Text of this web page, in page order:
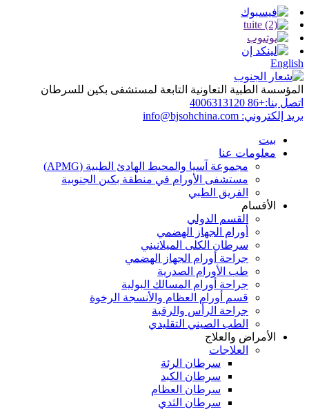
English
المؤسسة الطبية التعاونية التابعة لمستشفى بكين للسرطان
اتصل بنا:+86 4006313120
بريد إلكتروني:
بيت
معلومات عنا
مجموعة آسيا والمحيط الهادئ الطبية (APMG)
مستشفى الأورام في منطقة بكين الجنوبية
الفريق الطبي
الأقسام
القسم الدولي
أورام الجهاز الهضمي
سرطان الكلى الميلانيني
جراحة أورام الجهاز الهضمي
طب الأورام الصدرية
جراحة أورام المسالك البولية
قسم أورام العظام والأنسجة الرخوة
جراحة الرأس والرقبة
الطب الصيني التقليدي
الأمراض والعلاج
العلاجات
سرطان الرئة
سرطان الكبد
سرطان العظام
سرطان الثدي